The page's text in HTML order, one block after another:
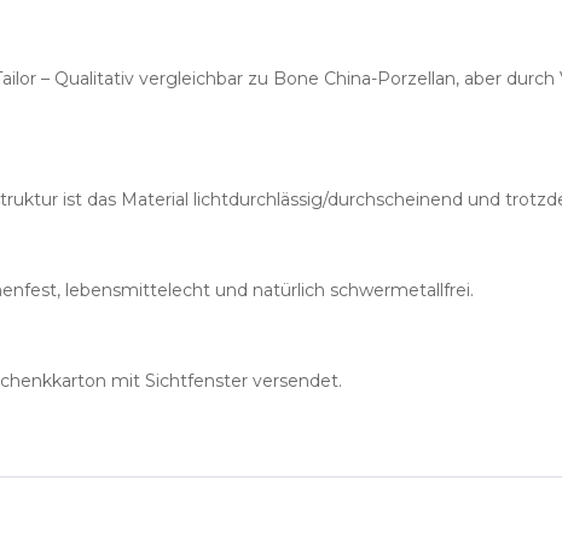
– Qualitativ vergleichbar zu Bone China-Porzellan, aber
ist das Material lichtdurchlässig/durchscheinend und
lebensmittelecht und natürlich schwermetallfrei.
mit Sichtfenster versendet.